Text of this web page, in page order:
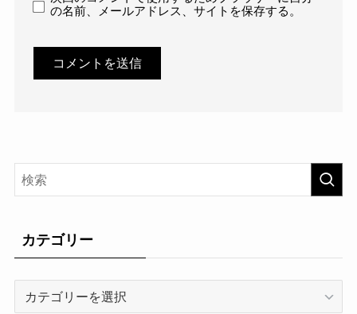
の名前、メールアドレス、サイトを保存する。
カテゴリー